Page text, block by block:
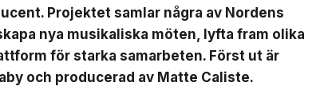
Projektet samlar några av Nordens
nya musikaliska möten, lyfta fram olika
för starka samarbeten. Först ut är
och producerad av Matte Caliste.